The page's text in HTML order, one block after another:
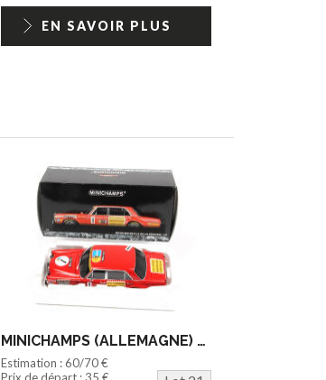
EN SAVOIR PLUS
MINICHAMPS (ALLEMAGNE) (1)
Estimation : 60/70 €
Prix de départ : 35 €